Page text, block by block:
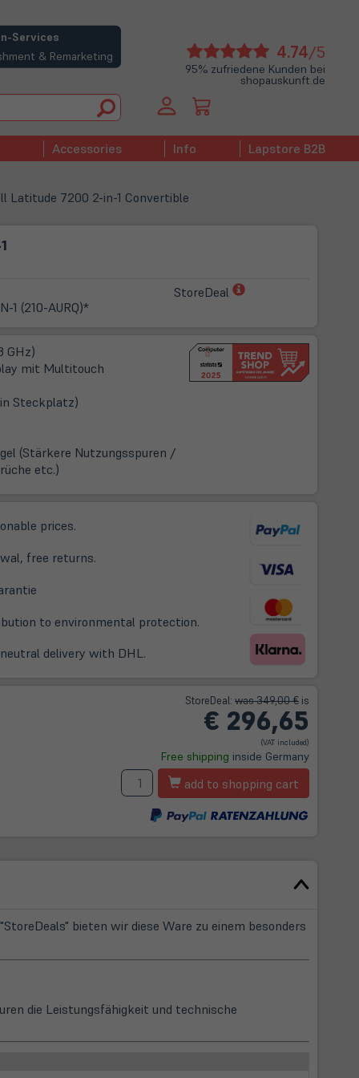
Services
& Remarketing 4.74/5
95% zufriedene Kunden bei
shopauskunft.de
Accessories Info Lapstore B2B
Latitude 7200 2-in-1 Convertible
1 (210-AURQ)*
StoreDeal
(öffnet
Tab)
GHz)
mit Multitouch
Steckplatz)
(Stärkere Nutzungsspuren /
etc.)
prices.
free returns.
neuem
to environmental protection.
delivery with DHL.
StoreDeal: was 349,00 € is
€ 296,65
(VAT included)
Free shipping inside Germany
add to shopping cart
bieten wir diese Ware zu einem besonders
die Leistungsfähigkeit und technische